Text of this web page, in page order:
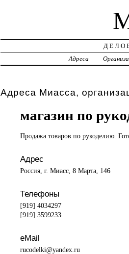
Адреса
Адреса Миасса,
магазин по
Продажа товаров по рукоделию.
Адрес
Россия, г. Миасс, 8 Марта, 146
Телефоны
[919] 4034297
[919] 3599233
eMail
rucodelki@yandex.ru